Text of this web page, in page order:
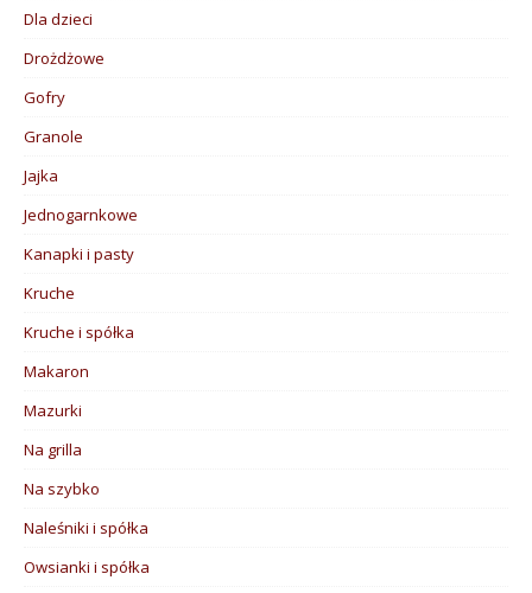
Dla dzieci
Drożdżowe
Gofry
Granole
Jajka
Jednogarnkowe
Kanapki i pasty
Kruche
Kruche i spółka
Makaron
Mazurki
Na grilla
Na szybko
Naleśniki i spółka
Owsianki i spółka